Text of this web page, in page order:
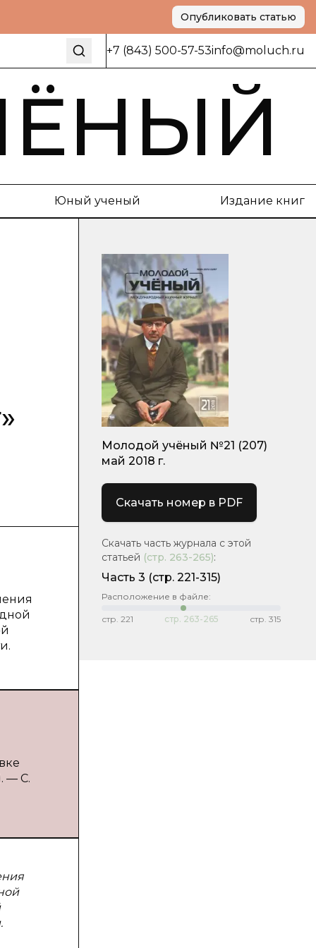
Опубликовать статью
+7 (843) 500-57-53info@moluch.ru
Юный ученый Издание книг
— С.
Молодой учёный №21 (207)
май 2018 г.
Скачать номер в PDF
Скачать часть журнала с этой
статьей (стр. 263-265):
Часть 3 (стр. 221-315)
Расположение в файле:
стр. 221 стр. 263-265 стр. 315